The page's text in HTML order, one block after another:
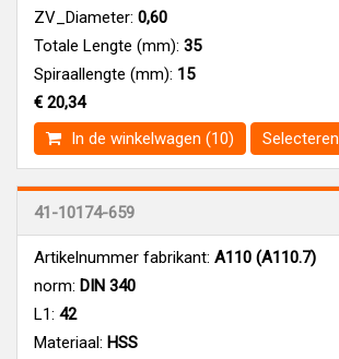
ZV_Diameter: 0,60
Totale Lengte (mm): 35
Spiraallengte (mm): 15
€ 20,34
In de winkelwagen (10)
Selecteren
41-10174-659
Artikelnummer fabrikant: A110 (A110.7)
norm: DIN 340
L1: 42
Materiaal: HSS